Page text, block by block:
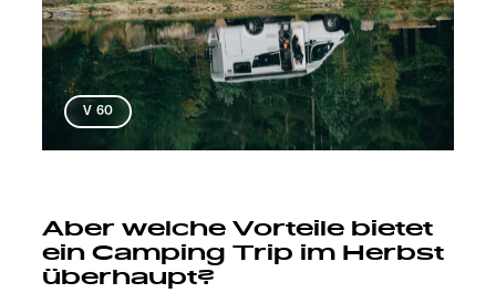
V 60
Aber welche Vorteile bietet
ein Camping Trip im Herbst
überhaupt?